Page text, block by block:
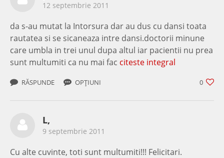
12 septembrie 2011
da s-au mutat la Intorsura dar au dus cu dansi toata
rautatea si se sicaneaza intre dansi.doctorii minune
care umbla in trei unul dupa altul iar pacientii nu prea
sunt multumiti ca nu mai fac citeste integral
0
RĂSPUNDE OPȚIUNI
L,
9 septembrie 2011
Cu alte cuvinte, toti sunt multumiti!!! Felicitari.